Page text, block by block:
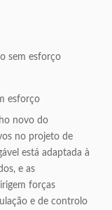
sem esforço
esforço
novo do
no projeto de
está adaptada à
e as
forças
e de controlo